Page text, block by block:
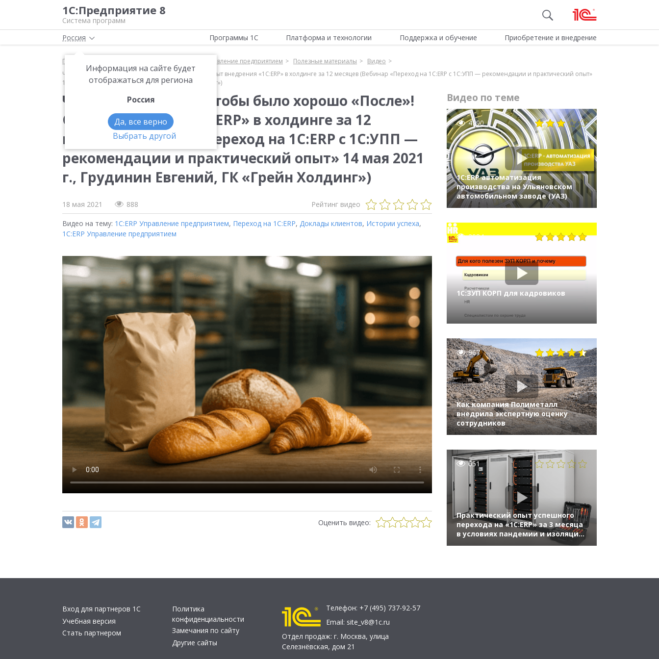
1С:Предприятие 8
Система программ
Россия
Информация на сайте будет
отображаться для региона
Россия
Да, все верно
Выбрать другой
Программы 1С Платформа и технологии Поддержка и обучение Приобретение и внедрение
Главная 1С:ERP Управление предприятием Полезные материалы
Видео
Что делать «До…»? Чтобы было хорошо «После»! Опыт внедрения «1С:ERP» в холдинге за 12 месяцев (Вебинар «Переход на 1С:ERP с 1С:УПП — рекомендации и практический опыт»
14 мая 2021 г., Грудинин Евгений, ГК «Грейн Холдинг»)
Что делать «До…»? Чтобы было хорошо «После»!
Опыт внедрения «1С:ERP» в холдинге за 12
месяцев (Вебинар «Переход на 1С:ERP с 1С:УПП —
рекомендации и практический опыт» 14 мая 2021
г., Грудинин Евгений, ГК «Грейн Холдинг»)
18 мая 2021 888 Рейтинг видео
Видео на тему: 1С:ERP Управление предприятием, Переход на 1C:ERP, Доклады клиентов, Истории успеха,
1С:ERP Управление предприятием
Оценить видео:
Видео по теме
4290
1С:ERP автоматизация
производства на Ульяновском
автомобильном заводе (УАЗ)
2984
1С:ЗУП КОРП для кадровиков
967
Как компания Полиметалл
внедрила экспертную оценку
сотрудников
651
Практический опыт успешного
перехода на «1С:ERP» за 3 месяца
в условиях пандемии и изоляции
(Вебинар «Переход на 1С:ERP
накопления энергии»)
Вход для партнеров 1С
Учебная версия
Стать партнером
Политика
конфиденциальности
Замечания по сайту
Другие сайты
Телефон: +7 (495) 737-92-57
Email: site_v8@1c.ru
Отдел продаж: г. Москва, улица
Селезнёвская, дом 21